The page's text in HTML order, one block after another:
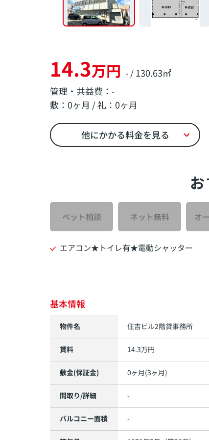
14.3万円 - / 130.63㎡
管理・共益費：-
敷：0ヶ月 / 礼：0ヶ月
他にかかる料金を見る
ペット相談 ネット無料 オ
エアコン★トイレ有★電動シャッター
基本情報
物件名 住吉ビル2階貸事務所
賃料 14.3万円
敷金(保証金) 0ヶ月(3ヶ月)
間取り/詳細 -
バルコニー面積 -